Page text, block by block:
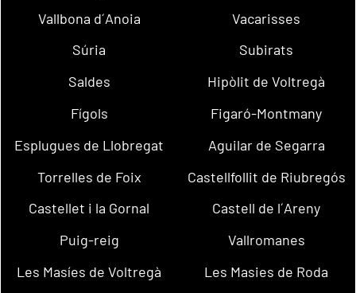
Vallbona d´Anoia
Vacarisses
Súria
Subirats
Saldes
Hipòlit de Voltregà
Fígols
Figaró-Montmany
Esplugues de Llobregat
Aguilar de Segarra
Torrelles de Foix
Castellfollit de Riubregós
Castellet i la Gornal
Castell de l´Areny
Puig-reig
Vallromanes
Les Masíes de Voltregà
Les Masies de Roda